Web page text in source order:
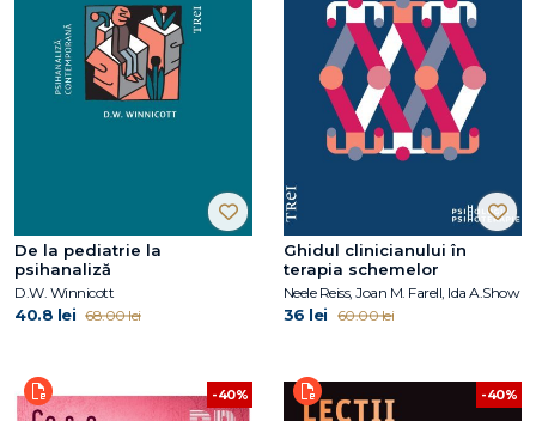
De la pediatrie la
psihanaliză
D.W. Winnicott
40.8 lei 68.00 lei
Ghidul clinicianului în
terapia schemelor
Neele Reiss, Joan M. Farell, Ida A.Show
36 lei 60.00 lei
-40% -40%